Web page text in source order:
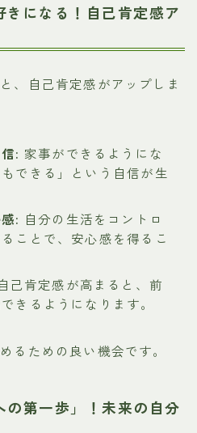
になる！自己肯定感ア
、自己肯定感がアップしま
: 家事ができるようにな
できる」という自信が生
: 自分の生活をコントロ
ことで、安心感を得るこ
自己肯定感が高まると、前
きるようになります。
るための良い機会です。
第一歩」！未来の自分